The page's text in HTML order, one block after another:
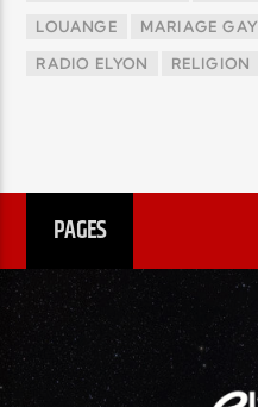
LOUANGE MARIAGE GAY
RADIO ELYON RELIGION
PAGES